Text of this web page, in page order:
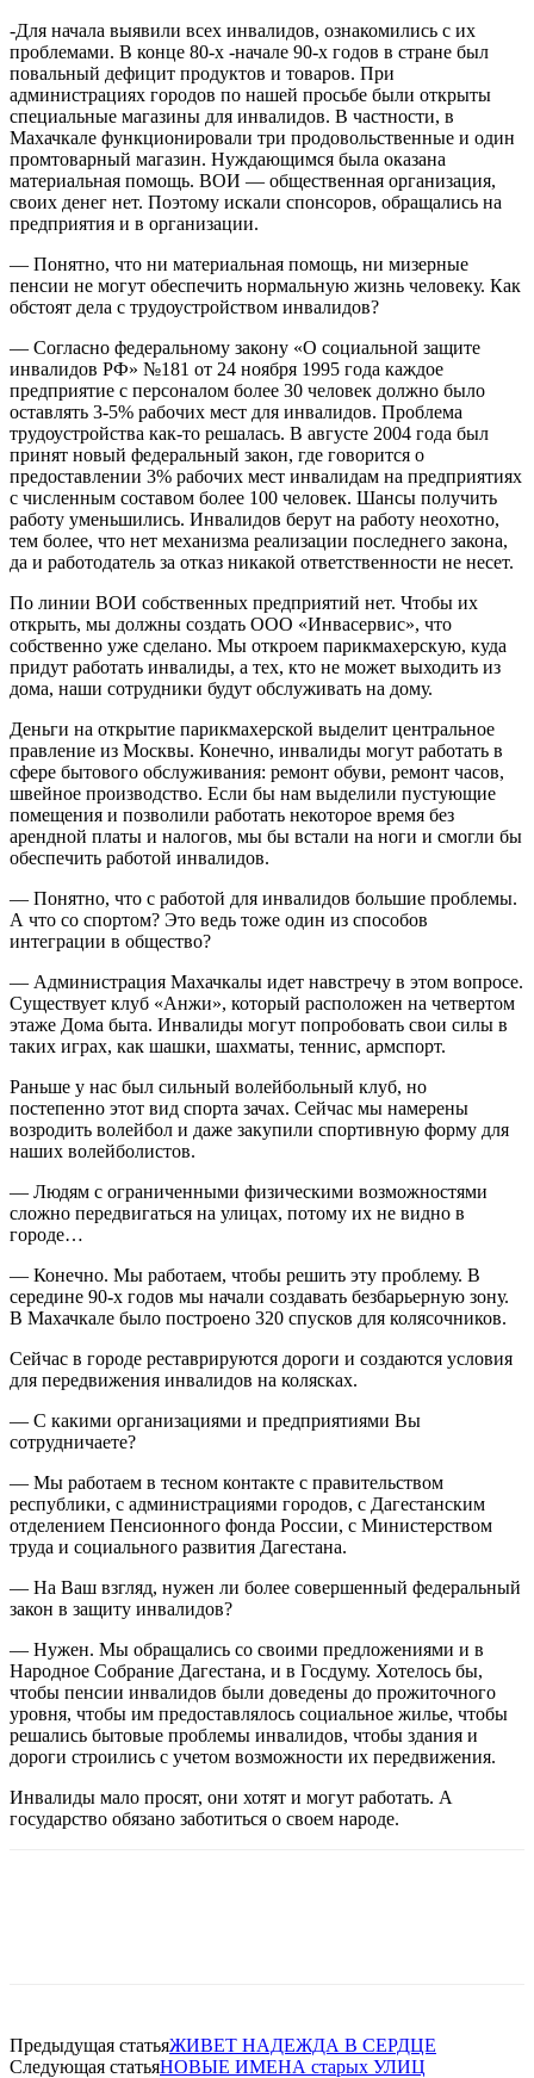
-Для начала выявили всех инвалидов, ознакомились с их
проблемами. В конце 80-х -начале 90-х годов в стране был
повальный дефицит продуктов и товаров. При
администрациях городов по нашей просьбе были открыты
специальные магазины для инвалидов. В частности, в
Махачкале функционировали три продовольственные и один
промтоварный магазин. Нуждающимся была оказана
материальная помощь. ВОИ — общественная организация,
своих денег нет. Поэтому искали спонсоров, обращались на
предприятия и в организации.
— Понятно, что ни материальная помощь, ни мизерные
пенсии не могут обеспечить нормальную жизнь человеку. Как
обстоят дела с трудоустройством инвалидов?
— Согласно федеральному закону «О социальной защите
инвалидов РФ» №181 от 24 ноября 1995 года каждое
предприятие с персоналом более 30 человек должно было
оставлять 3-5% рабочих мест для инвалидов. Проблема
трудоустройства как-то решалась. В августе 2004 года был
принят новый федеральный закон, где говорится о
предоставлении 3% рабочих мест инвалидам на предприятиях
с численным составом более 100 человек. Шансы получить
работу уменьшились. Инвалидов берут на работу неохотно,
тем более, что нет механизма реализации последнего закона,
да и работодатель за отказ никакой ответственности не несет.
По линии ВОИ собственных предприятий нет. Чтобы их
открыть, мы должны создать ООО «Инвасервис», что
собственно уже сделано. Мы откроем парикмахерскую, куда
придут работать инвалиды, а тех, кто не может выходить из
дома, наши сотрудники будут обслуживать на дому.
Деньги на открытие парикмахерской выделит центральное
правление из Москвы. Конечно, инвалиды могут работать в
сфере бытового обслуживания: ремонт обуви, ремонт часов,
швейное производство. Если бы нам выделили пустующие
помещения и позволили работать некоторое время без
арендной платы и налогов, мы бы встали на ноги и смогли бы
обеспечить работой инвалидов.
— Понятно, что с работой для инвалидов большие проблемы.
А что со спортом? Это ведь тоже один из способов
интеграции в общество?
— Администрация Махачкалы идет навстречу в этом вопросе.
Существует клуб «Анжи», который расположен на четвертом
этаже Дома быта. Инвалиды могут попробовать свои силы в
таких играх, как шашки, шахматы, теннис, армспорт.
Раньше у нас был сильный волейбольный клуб, но
постепенно этот вид спорта зачах. Сейчас мы намерены
возродить волейбол и даже закупили спортивную форму для
наших волейболистов.
— Людям с ограниченными физическими возможностями
сложно передвигаться на улицах, потому их не видно в
городе…
— Конечно. Мы работаем, чтобы решить эту проблему. В
середине 90-х годов мы начали создавать безбарьерную зону.
В Махачкале было построено 320 спусков для колясочников.
Сейчас в городе реставрируются дороги и создаются условия
для передвижения инвалидов на колясках.
— С какими организациями и предприятиями Вы
сотрудничаете?
— Мы работаем в тесном контакте с правительством
республики, с администрациями городов, с Дагестанским
отделением Пенсионного фонда России, с Министерством
труда и социального развития Дагестана.
— На Ваш взгляд, нужен ли более совершенный федеральный
закон в защиту инвалидов?
— Нужен. Мы обращались со своими предложениями и в
Народное Собрание Дагестана, и в Госдуму. Хотелось бы,
чтобы пенсии инвалидов были доведены до прожиточного
уровня, чтобы им предоставлялось социальное жилье, чтобы
решались бытовые проблемы инвалидов, чтобы здания и
дороги строились с учетом возможности их передвижения.
Инвалиды мало просят, они хотят и могут работать. А
государство обязано заботиться о своем народе.
Предыдущая статьяЖИВЕТ НАДЕЖДА В СЕРДЦЕ
Следующая статьяНОВЫЕ ИМЕНА старых УЛИЦ